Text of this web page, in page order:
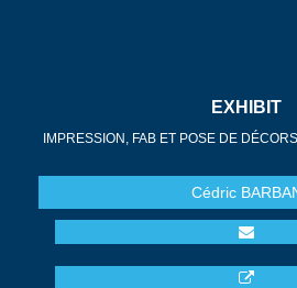
EXHIBIT
IMPRESSION, FAB ET POSE DE
Cédric